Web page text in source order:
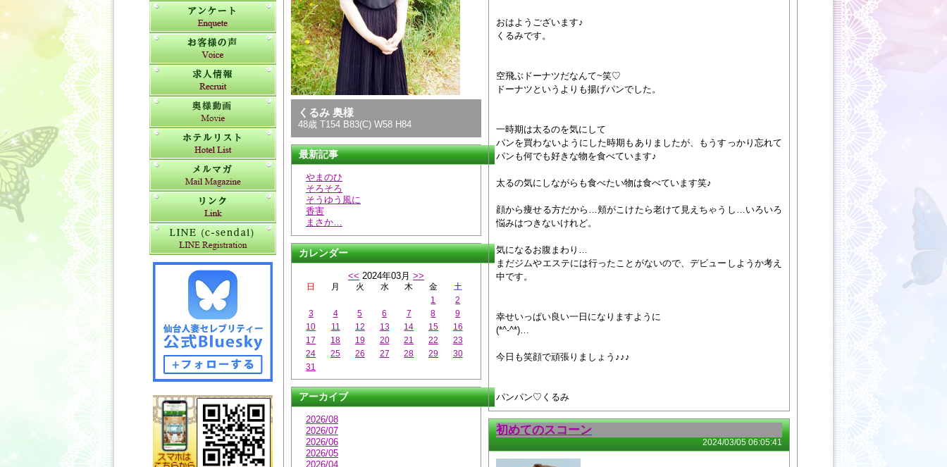
くるみ 奥様
48歳 T154 B83(C) W58 H84
最新記事
やまのひ
そろそろ
そうゆう風に
香害
まさか…
カレンダー
<< 2024年03月 >>
日 月 火 水 木 金
土
1
2
3
4 5 6 7 8
9
10
11 12 13 14 15
16
17
18 19 20 21 22
23
24
25 26 27 28 29
30
31
アーカイブ
2026/08
2026/07
2026/06
2026/05
2026/04
おはようございます♪
くるみです。
空飛ぶドーナツだなんて~笑♡
ドーナツというよりも揚げパンでした。
一時期は太るのを気にして
パンを買わないようにした時期もありましたが、もうすっかり忘れて
パンも何でも好きな物を食べています♪
太るの気にしながらも食べたい物は食べています笑♪
顔から痩せる方だから…頬がこけたら老けて見えちゃうし…いろいろ
悩みはつきないけれど。
気になるお腹まわり…
まだジムやエステには行ったことがないので、デビューしようか考え
中です。
幸せいっぱい良い一日になりますように
(*^-^*)…
今日も笑顔で頑張りましょう♪♪♪
パンパン♡くるみ
初めてのスコーン
2024/03/05 06:05:41